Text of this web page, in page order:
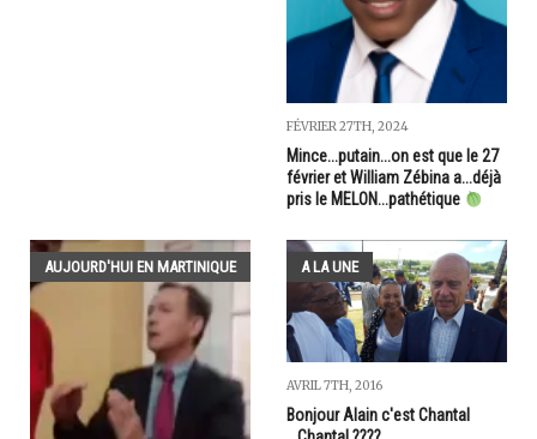
FÉVRIER 27TH, 2024
Mince...putain...on est que le 27
février et William Zébina a...déjà
pris le MELON...pathétique
AUJOURD'HUI EN MARTINIQUE A LA UNE
AVRIL 7TH, 2016
Bonjour Alain c'est Chantal